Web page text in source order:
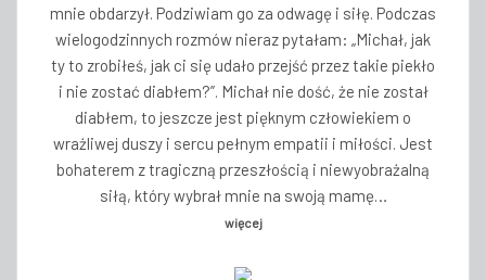
mnie obdarzył. Podziwiam go za odwagę i siłę. Podczas
wielogodzinnych rozmów nieraz pytałam: „Michał, jak
ty to zrobiłeś, jak ci się udało przejść przez takie piekło
i nie zostać diabłem?”. Michał nie dość, że nie został
diabłem, to jeszcze jest pięknym człowiekiem o
wrażliwej duszy i sercu pełnym empatii i miłości. Jest
bohaterem z tragiczną przeszłością i niewyobrażalną
siłą, który wybrał mnie na swoją mamę…
więcej